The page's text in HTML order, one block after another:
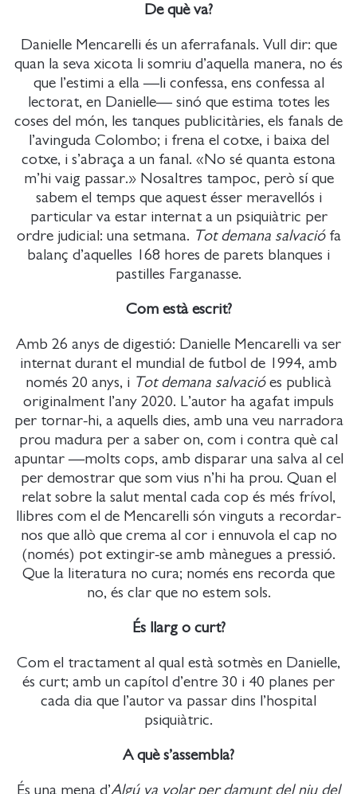
De què va?
Danielle Mencarelli és un aferrafanals. Vull dir: que
quan la seva xicota li somriu d’aquella manera, no és
que l’estimi a ella —li confessa, ens confessa al
lectorat, en Danielle— sinó que estima totes les
coses del món, les tanques publicitàries, els fanals de
l’avinguda Colombo; i frena el cotxe, i baixa del
cotxe, i s’abraça a un fanal. «No sé quanta estona
m’hi vaig passar.» Nosaltres tampoc, però sí que
sabem el temps que aquest ésser meravellós i
particular va estar internat a un psiquiàtric per
ordre judicial: una setmana. Tot demana salvaciófa
balanç d’aquelles 168 hores de parets blanques i
pastilles Farganasse.
Com està escrit?
Amb 26 anys de digestió: Danielle Mencarelli va ser
internat durant el mundial de futbol de 1994, amb
només 20 anys, i Tot demana salvacióes publicà
originalment l’any 2020. L’autor ha agafat impuls
per tornar-hi, a aquells dies, amb una veu narradora
prou madura per a saber on, com i contra què cal
apuntar —molts cops, amb disparar una salva al cel
per demostrar que som vius n’hi ha prou. Quan el
relat sobre la salut mental cada cop és més frívol,
llibres com el de Mencarelli són vinguts a recordar-
nos que allò que crema al cor i ennuvola el cap no
(només) pot extingir-se amb mànegues a pressió.
Que la literatura no cura; només ens recorda que
no, és clar que no estem sols.
És llarg o curt?
Com el tractament al qual està sotmès en Danielle,
és curt; amb un capítol d’entre 30 i 40 planes per
cada dia que l’autor va passar dins l’hospital
psiquiàtric.
A què s’assembla?
És una mena d’Algú va volar per damunt del niu del